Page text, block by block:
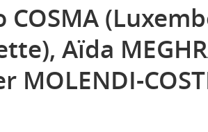
COSMA
Aïda
MOLENDI-